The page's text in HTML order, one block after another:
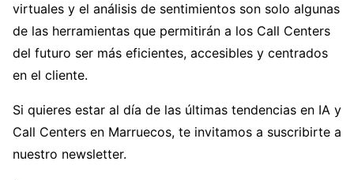
virtuales y el análisis de sentimientos son solo algunas
de las herramientas que permitirán a los Call Centers
del futuro ser más eficientes, accesibles y centrados
en el cliente.
Si quieres estar al día de las últimas tendencias en IA y
Call Centers en Marruecos, te invitamos a suscribirte a
nuestro newsletter.